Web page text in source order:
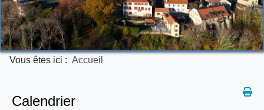
Vous êtes ici : Accueil
Calendrier